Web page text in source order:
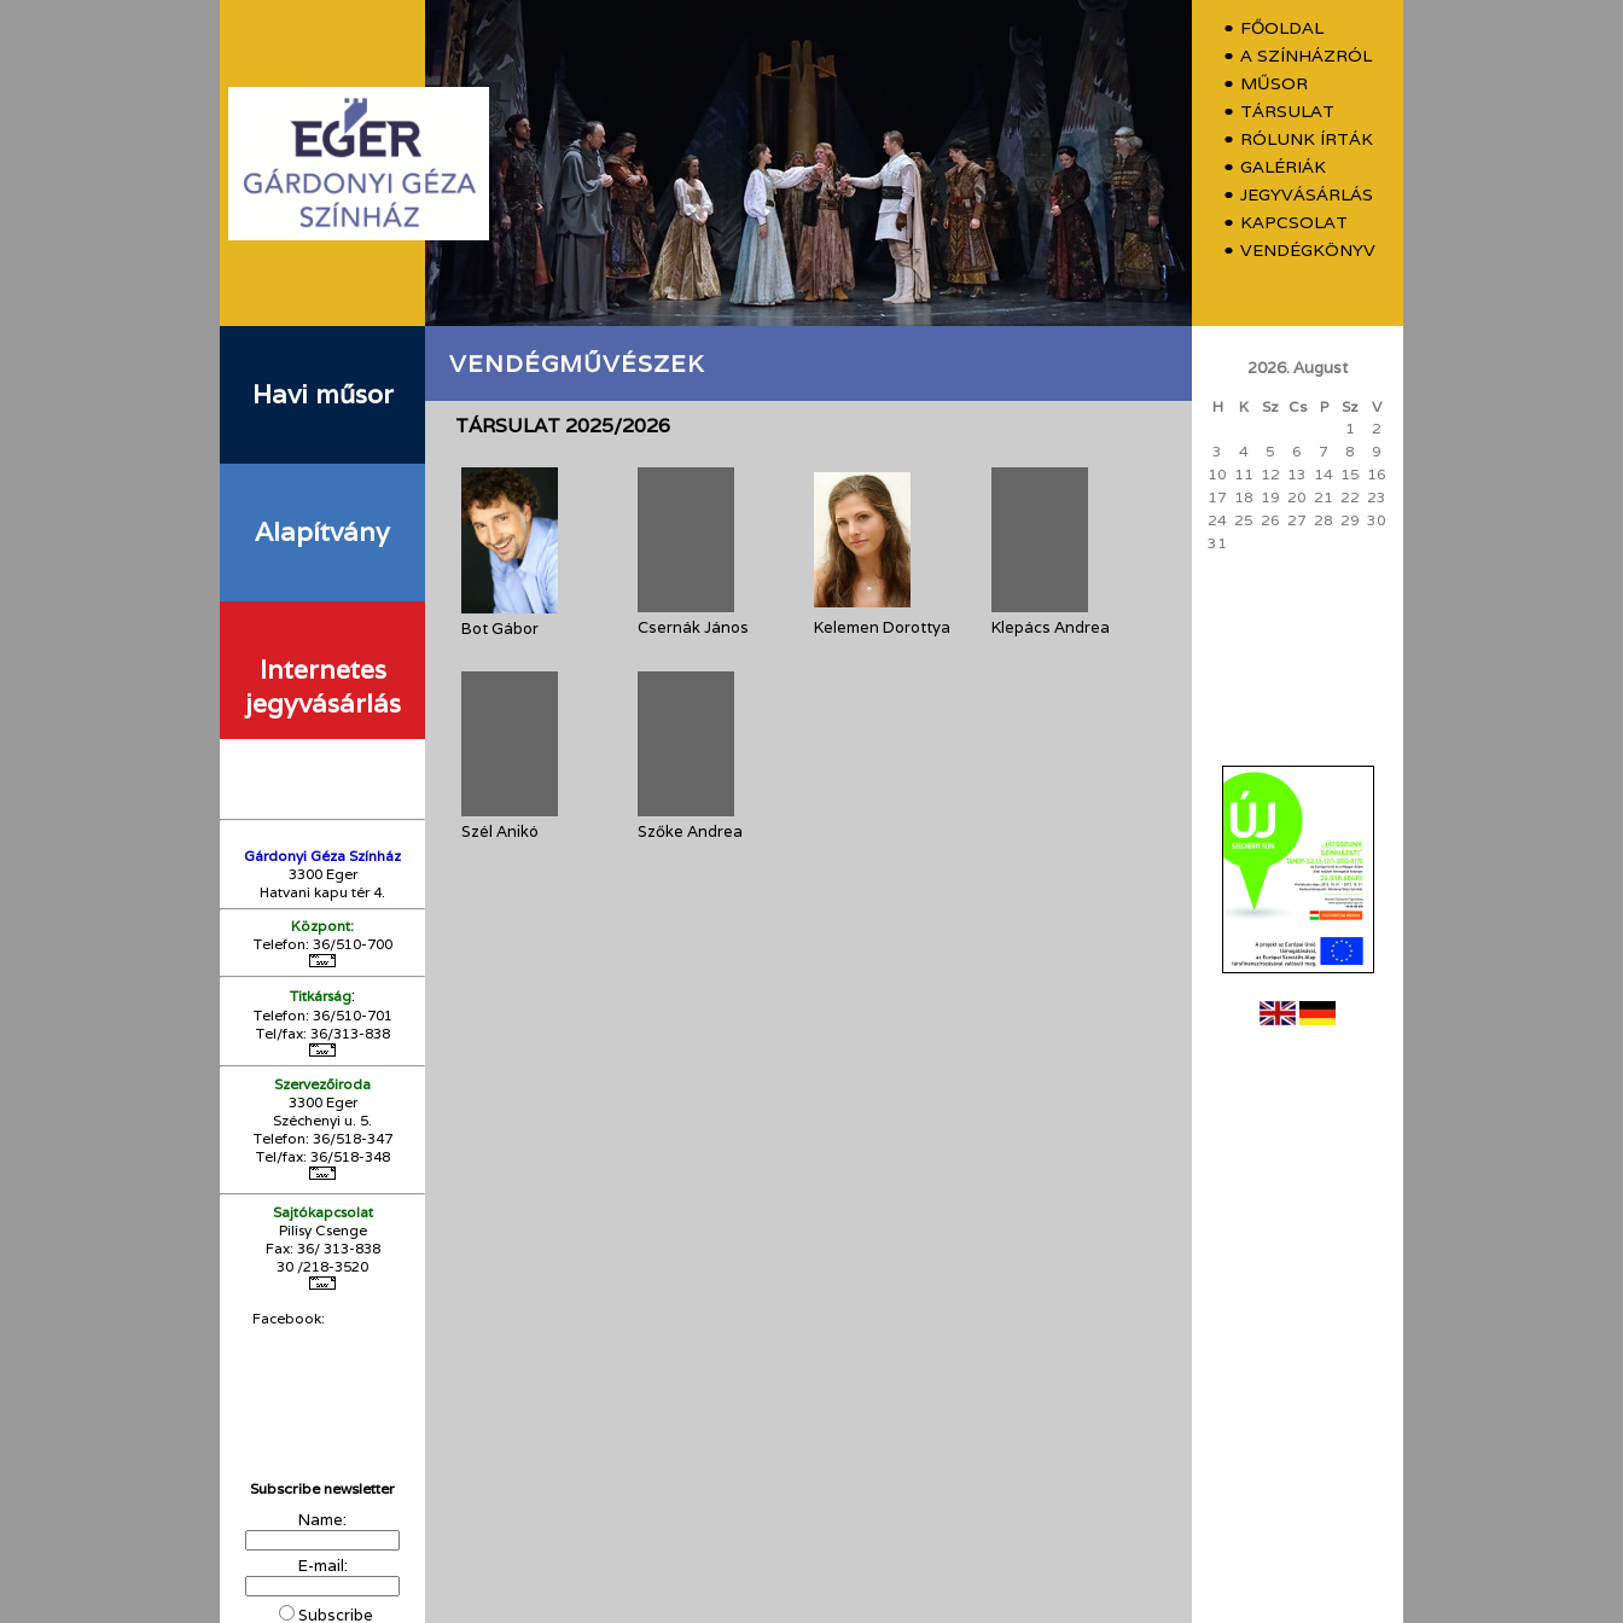
FŐOLDAL
A SZÍNHÁZRÓL
MŰSOR
TÁRSULAT
RÓLUNK ÍRTÁK
GALÉRIÁK
JEGYVÁSÁRLÁS
KAPCSOLAT
VENDÉGKÖNYV
Havi műsor
Alapítvány
Internetes
jegyvásárlás
Gárdonyi Géza Színház
3300 Eger
Hatvani kapu tér 4.
Központ:
Telefon: 36/510-700
Titkárság:
Telefon: 36/510-701
Tel/fax: 36/313-838
Szervezőiroda
3300 Eger
Széchenyi u. 5.
Telefon: 36/518-347
Tel/fax: 36/518-348
Sajtókapcsolat
Pilisy Csenge
Fax: 36/ 313-838
30 /218-3520
Facebook:
Subscribe newsletter
Name:
E-mail:
Subscribe
VENDÉGMŰVÉSZEK
TÁRSULAT 2025/2026
Bot Gábor Csernák János Kelemen Dorottya Klepács Andrea
Szél Anikó Szőke Andrea
2026. August
H K Sz Cs P Sz
V
1
2
3
4 5 6 7 8
9
10 11 12 13 14 15 16
17 18 19 20 21 22 23
24 25 26 27 28 29 30
31